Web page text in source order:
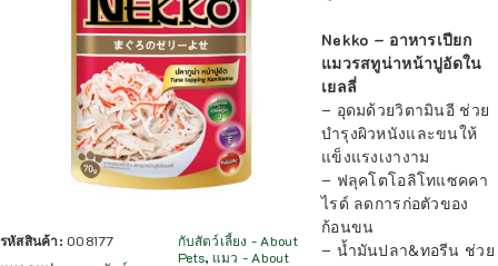
รหัสสินค้า: 008177
กับสัตว์เลี้ยง - About
Pets, แมว - About
Nekko – อาหารเปียก
แมวรสทูน่าหน้าปูอัดใน
เยลลี่
– อุดมด้วยวิตามินอี ช่วย
บำรุงผิวหนังและขนให้
แข็งแรงเงางาม
– ฟลุคโตโอลิโทแซคคา
ไรด์ ลดการก่อตัวของ
ก้อนขน
– น้ำมันปลา&ทอรีน ช่วย